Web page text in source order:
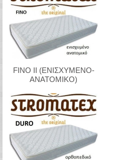
FINO II (ΕΝΙΣΧΥΜΕΝΟ-
ΑΝΑΤΟΜΙΚΟ)